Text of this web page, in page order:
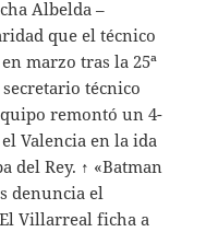
Albelda –
que el técnico
marzo tras la 25ª
técnico
remontó un 4-
Valencia en la ida
del Rey. ↑ «Batman
denuncia el
Villarreal ficha a